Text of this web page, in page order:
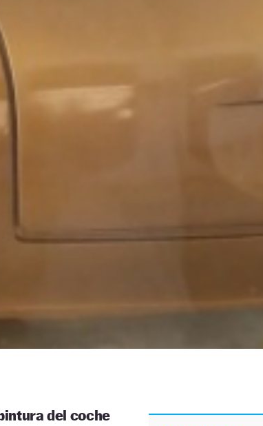
del coche